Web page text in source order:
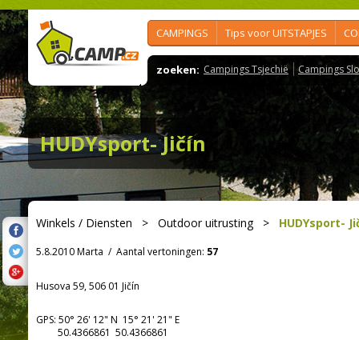
CAMPINGS Tips voor UITSTAPJES
zoeken: Campings Tsjechië Campings
HUDYsport- Jičín
Winkels / Diensten > Outdoor uitrusting> HUDYsport-
5.8.2010 Marta / Aantal vertoningen: 57
Husova 59, 506 01 Jičín
GPS: 50° 26' 12" N 15° 21' 21" E
50.4366861 50.4366861